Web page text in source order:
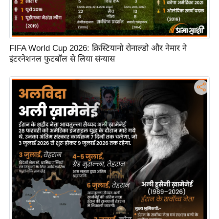
टो
वी
डि
यो
ऑ
डि
फ़ो
फ़ि
क
रा
ज्यों
से
श
FIFA World Cup 2026: क्रिस्टियानो रोनाल्डो और नेमार ने
इंटरनेशनल फुटबॉल से लिया संन्यास